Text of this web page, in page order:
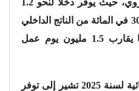
دعامة أساسية للاقتصاد القروي، حيث يوفر دخلاً لنحو 1.2
مليون أسرة، ويساهم بنسبة 30 في المائة من الناتج الداخلي
الخام الفلاحي، مع توفير ما يقارب 1.5 مليون يوم عمل
وأضاف أن المعطيات الإحصائية لسنة 2025 تشير إلى توفر